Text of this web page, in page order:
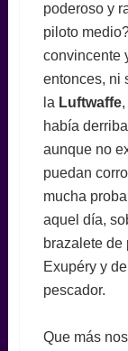
poderoso y
piloto
convincente
entonces, ni
la Luftwaffe,
había
aunque no
puedan
mucha
aquel día,
brazalete de
Exupéry y
pescador.
Que más